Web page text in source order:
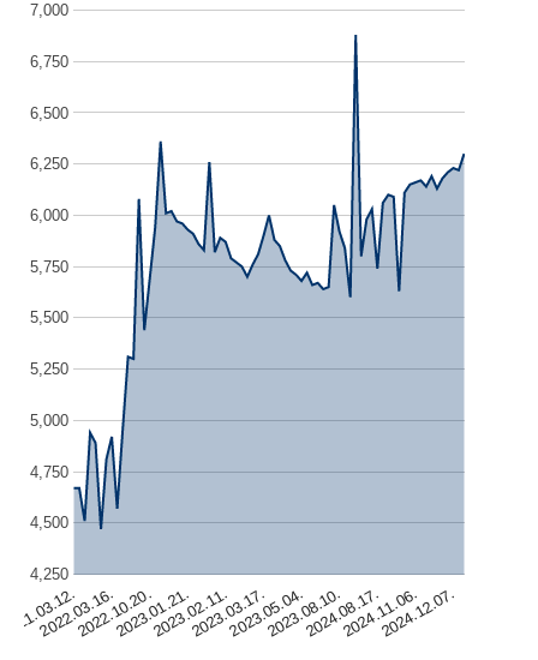
2022.03.16.2022.10.20.2023.01.21.2023.02.11.2023.03.17.2023.05.04.2023.08.10.2024.08.17.2024.11.06.
2024.12.07.
4,250
4,500
4,750
5,000
5,250
5,500
5,750
6,000
6,250
6,500
6,750
7,000